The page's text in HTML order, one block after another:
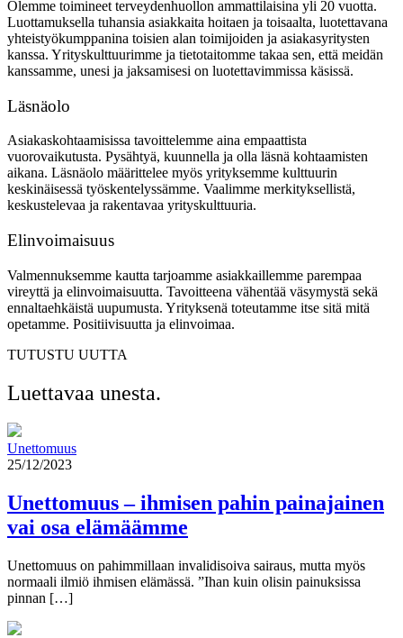
Olemme toimineet terveydenhuollon ammattilaisina yli 20 vuotta.
Luottamuksella tuhansia asiakkaita hoitaen ja toisaalta, luotettavana
yhteistyökumppanina toisien alan toimijoiden ja asiakasyritysten
kanssa. Yrityskulttuurimme ja tietotaitomme takaa sen, että meidän
kanssamme, unesi ja jaksamisesi on luotettavimmissa käsissä.
Läsnäolo
Asiakaskohtaamisissa tavoittelemme aina empaattista
vuorovaikutusta. Pysähtyä, kuunnella ja olla läsnä kohtaamisten
aikana. Läsnäolo määrittelee myös yrityksemme kulttuurin
keskinäisessä työskentelyssämme. Vaalimme merkityksellistä,
keskustelevaa ja rakentavaa yrityskulttuuria.
Elinvoimaisuus
Valmennuksemme kautta tarjoamme asiakkaillemme parempaa
vireyttä ja elinvoimaisuutta. Tavoitteena vähentää väsymystä sekä
ennaltaehkäistä uupumusta. Yrityksenä toteutamme itse sitä mitä
opetamme. Positiivisuutta ja elinvoimaa.
TUTUSTU UUTTA
Luettavaa unesta.
Unettomuus
25/12/2023
Unettomuus – ihmisen pahin painajainen
vai osa elämäämme
Unettomuus on pahimmillaan invalidisoiva sairaus, mutta myös
normaali ilmiö ihmisen elämässä. ”Ihan kuin olisin painuksissa
pinnan […]